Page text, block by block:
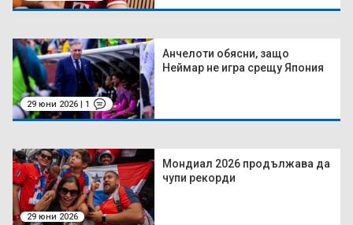
29 юни 2026 | 1
Анчелоти обясни, защо
Неймар не игра срещу Япония
29 юни 2026
Мондиал 2026 продължава да
чупи рекорди